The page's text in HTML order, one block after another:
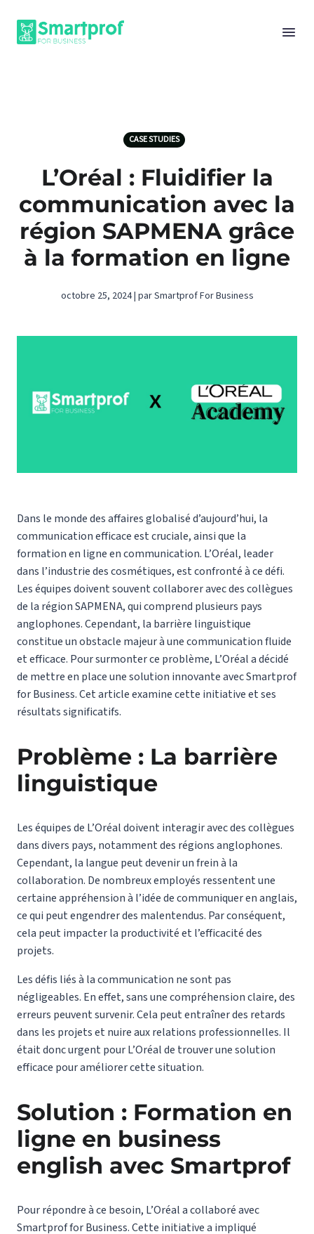
CASE STUDIES
L’Oréal : Fluidifier la
communication avec la
région SAPMENA grâce
à la formation en ligne
octobre 25, 2024 | par Smartprof For Business
Dans le monde des affaires globalisé d’aujourd’hui, la
communication efficace est cruciale, ainsi que la
formation en ligne en communication. L’Oréal, leader
dans l’industrie des cosmétiques, est confronté à ce défi.
Les équipes doivent souvent collaborer avec des collègues
de la région SAPMENA, qui comprend plusieurs pays
anglophones. Cependant, la barrière linguistique
constitue un obstacle majeur à une communication fluide
et efficace. Pour surmonter ce problème, L’Oréal a décidé
de mettre en place une solution innovante avec Smartprof
for Business. Cet article examine cette initiative et ses
résultats significatifs.
Problème : La barrière
linguistique
Les équipes de L’Oréal doivent interagir avec des collègues
dans divers pays, notamment des régions anglophones.
Cependant, la langue peut devenir un frein à la
collaboration. De nombreux employés ressentent une
certaine appréhension à l’idée de communiquer en anglais,
ce qui peut engendrer des malentendus. Par conséquent,
cela peut impacter la productivité et l’efficacité des
projets.
Les défis liés à la communication ne sont pas
négligeables. En effet, sans une compréhension claire, des
erreurs peuvent survenir. Cela peut entraîner des retards
dans les projets et nuire aux relations professionnelles. Il
était donc urgent pour L’Oréal de trouver une solution
efficace pour améliorer cette situation.
Solution : Formation en
ligne en business
english avec Smartprof
Pour répondre à ce besoin, L’Oréal a collaboré avec
Smartprof for Business. Cette initiative a impliqué